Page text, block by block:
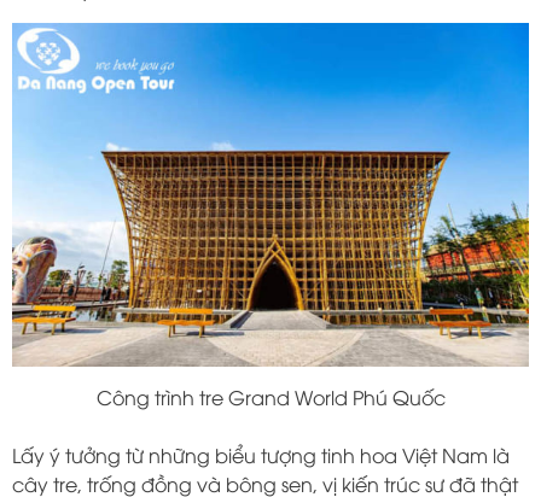
Công trình tre Grand World Phú Quốc
Lấy ý tưởng từ những biểu tượng tinh hoa Việt Nam là
cây tre, trống đồng và bông sen, vị kiến trúc sư đã thật